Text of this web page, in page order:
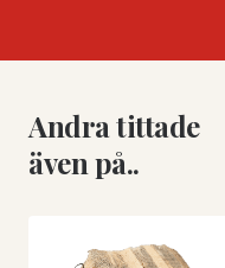
Andra tittade
även på..